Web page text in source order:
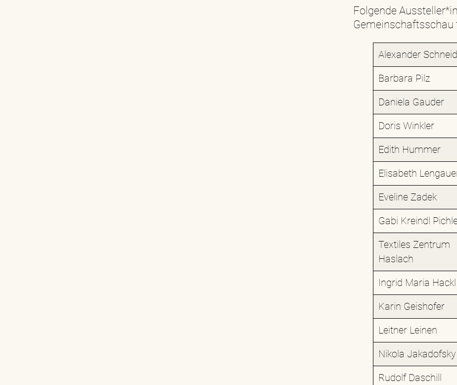
Folgende
Gemeinschaftsschau
Alexander
Barbara Pilz
Daniela Gauder
Doris Winkler
Edith Hummer
Elisabeth
Eveline Zadek
Gabi Kreindl
Textiles Zentrum
Haslach
Ingrid Maria Hackl
Karin Geishofer
Leitner Leinen
Nikola Jakadofsky
Rudolf Daschill